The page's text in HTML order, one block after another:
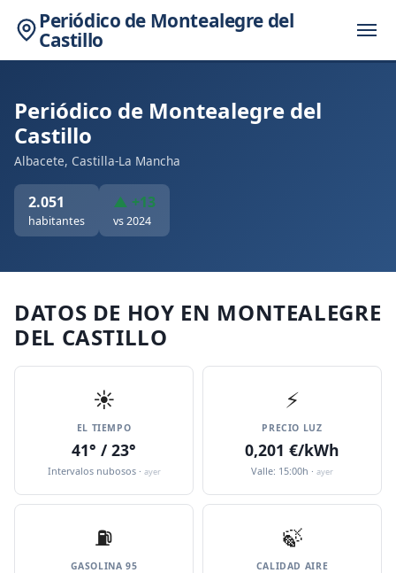
Periódico de Montealegre del
Castillo
Periódico de Montealegre del
Castillo
Albacete, Castilla-La Mancha
2.051
habitantes
▲ +13
vs 2024
DATOS DE HOY EN MONTEALEGRE
DEL CASTILLO
☀️
EL TIEMPO
41° / 23°
Intervalos nubosos · ayer
⚡
PRECIO LUZ
0,201 €/kWh
Valle: 15:00h · ayer
⛽️
GASOLINA 95
🍃
CALIDAD AIRE